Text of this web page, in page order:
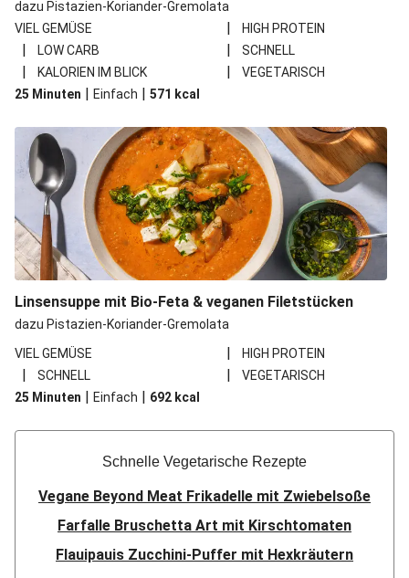
dazu Pistazien-Koriander-Gremolata
VIEL GEMÜSE
| HIGH PROTEIN
| LOW CARB | SCHNELL
| KALORIEN IM BLICK |
VEGETARISCH
25 Minuten | Einfach | 571 kcal
Linsensuppe mit Bio-Feta & veganen Filetstücken
dazu Pistazien-Koriander-Gremolata
VIEL GEMÜSE
| HIGH PROTEIN
| SCHNELL |
VEGETARISCH
25 Minuten | Einfach | 692 kcal
Schnelle Vegetarische Rezepte
Vegane Beyond Meat Frikadelle mit Zwiebelsoße
Farfalle Bruschetta Art mit Kirschtomaten
Flauipauis Zucchini-Puffer mit Hexkräutern